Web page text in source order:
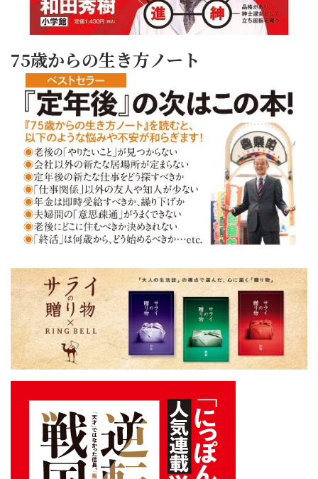
75歳からの生き方ノート